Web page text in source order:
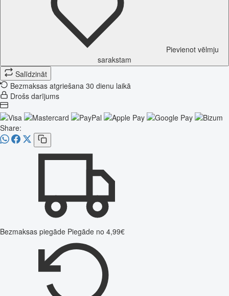
Pievienot vēlmju
sarakstam
Salīdzināt
Bezmaksas atgriešana 30 dienu laikā
Drošs darījums
Share:
Bezmaksas piegāde Piegāde no 4,99€